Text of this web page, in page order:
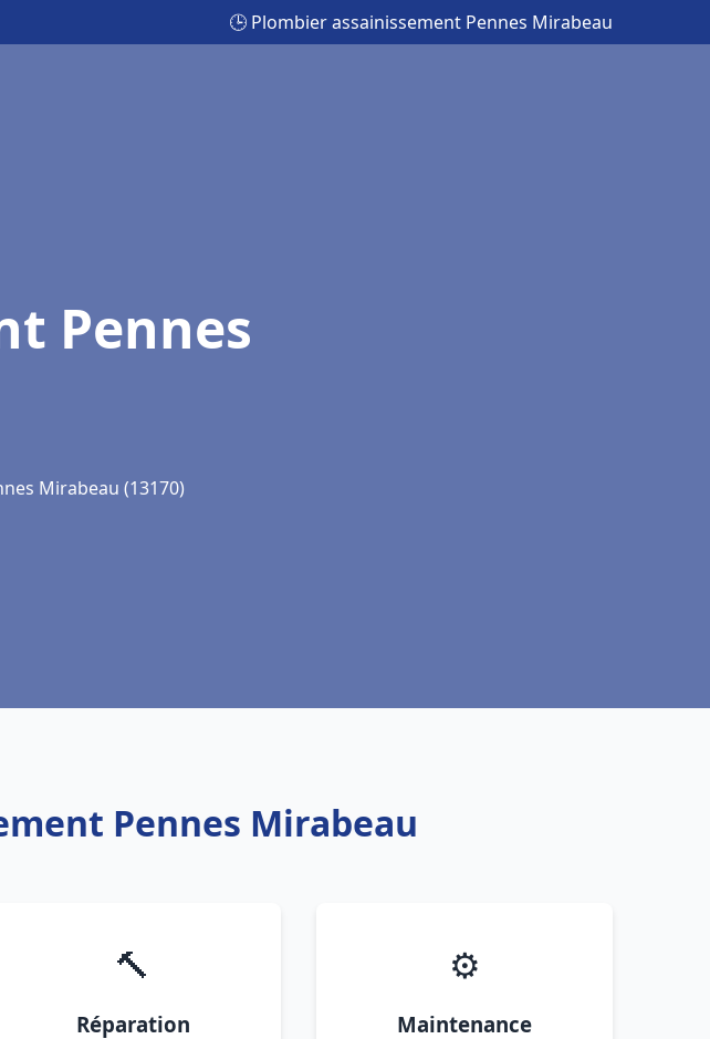
🕒 Plombier assainissement Pennes Mirabeau
Pennes
Mirabeau (13170)
Pennes Mirabeau
🔨
Réparation
⚙️
Maintenance